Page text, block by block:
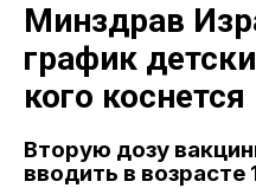
Минздрав
график
кого
Вторую дозу
вводить в возрасте